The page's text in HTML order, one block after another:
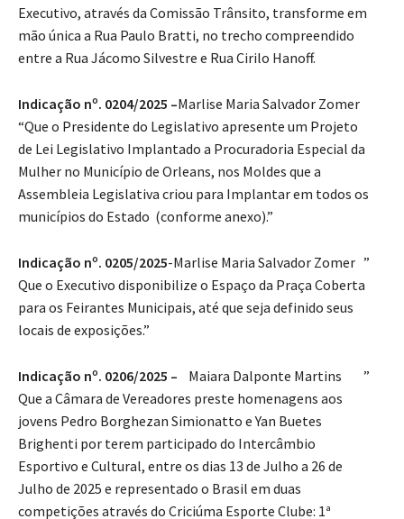
Executivo, através da Comissão Trânsito, transforme em
mão única a Rua Paulo Bratti, no trecho compreendido
entre a Rua Jácomo Silvestre e Rua Cirilo Hanoff.
Indicação nº. 0204/2025 –Marlise Maria Salvador Zomer
“Que o Presidente do Legislativo apresente um Projeto
de Lei Legislativo Implantado a Procuradoria Especial da
Mulher no Município de Orleans, nos Moldes que a
Assembleia Legislativa criou para Implantar em todos os
municípios do Estado (conforme anexo).”
Indicação nº. 0205/2025-Marlise Maria Salvador Zomer ”
Que o Executivo disponibilize o Espaço da Praça Coberta
para os Feirantes Municipais, até que seja definido seus
locais de exposições.”
Indicação nº. 0206/2025 – Maiara Dalponte Martins ”
Que a Câmara de Vereadores preste homenagens aos
jovens Pedro Borghezan Simionatto e Yan Buetes
Brighenti por terem participado do Intercâmbio
Esportivo e Cultural, entre os dias 13 de Julho a 26 de
Julho de 2025 e representado o Brasil em duas
competições através do Criciúma Esporte Clube: 1ª